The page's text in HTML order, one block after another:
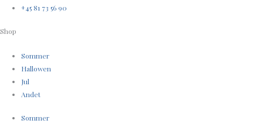
+45 81 73 56 90
Shop
Sommer
Hallowen
Jul
Andet
Sommer